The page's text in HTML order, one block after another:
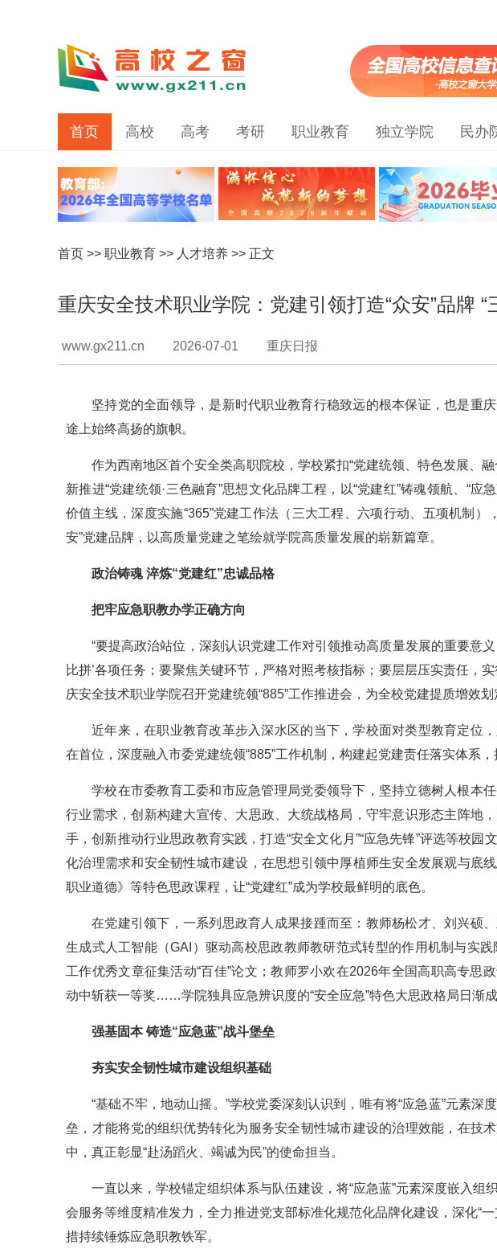
首页 高校 高考 考研 职业教育 独立学院 民办
首页 >> 职业教育 >> 人才培养 >> 正文
重庆安全技术职业学院：党建引领打造“众安”品牌 “
www.gx211.cn 2026-07-01 重庆日报
坚持党的全面领导，是新时代职业教育行稳致远的根本保证，也是重
途上始终高扬的旗帜。
作为西南地区首个安全类高职院校，学校紧扣“党建统领、特色发展、
新推进“党建统领·三色融育”思想文化品牌工程，以“党建红”铸魂领航、“应
价值主线，深度实施“365”党建工作法（三大工程、六项行动、五项机制）
安”党建品牌，以高质量党建之笔绘就学院高质量发展的崭新篇章。
政治铸魂 淬炼“党建红”忠诚品格
把牢应急职教办学正确方向
“要提高政治站位，深刻认识党建工作对引领推动高质量发展的重要意
比拼’各项任务；要聚焦关键环节，严格对照考核指标；要层层压实责任，
庆安全技术职业学院召开党建统领“885”工作推进会，为全校党建提质增效划
近年来，在职业教育改革步入深水区的当下，学校面对类型教育定位
在首位，深度融入市委党建统领“885”工作机制，构建起党建责任落实体系，
学校在市委教育工委和市应急管理局党委领导下，坚持立德树人根本
行业需求，创新构建大宣传、大思政、大统战格局，守牢意识形态主阵地
手，创新推动行业思政教育实践，打造“安全文化月”“应急先锋”评选等校园
化治理需求和安全韧性城市建设，在思想引领中厚植师生安全发展观与底
职业道德》等特色思政课程，让“党建红”成为学校最鲜明的底色。
在党建引领下，一系列思政育人成果接踵而至：教师杨松才、刘兴硕
生成式人工智能（GAI）驱动高校思政教师教研范式转型的作用机制与实
工作优秀文章征集活动“百佳”论文；教师罗小欢在2026年全国高职高专思
动中斩获一等奖……学院独具应急辨识度的“安全应急”特色大思政格局日渐成
强基固本 铸造“应急蓝”战斗堡垒
夯实安全韧性城市建设组织基础
“基础不牢，地动山摇。”学校党委深刻认识到，唯有将“应急蓝”元素深
垒，才能将党的组织优势转化为服务安全韧性城市建设的治理效能，在技
中，真正彰显“赴汤蹈火、竭诚为民”的使命担当。
一直以来，学校锚定组织体系与队伍建设，将“应急蓝”元素深度嵌入组
会服务等维度精准发力，全力推进党支部标准化规范化品牌化建设，深化“
措持续锤炼应急职教铁军。